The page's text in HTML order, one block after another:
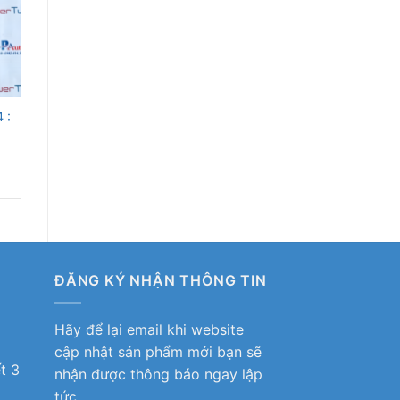
:
3
ĐĂNG KÝ NHẬN THÔNG TIN
Hãy để lại email khi website
cập nhật sản phẩm mới bạn sẽ
nhận được thông báo ngay lập
tức